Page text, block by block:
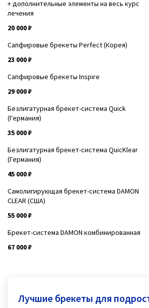
+ дополнительные элементы на весь курс
лечения
20 000 ₽
Сапфировые брекеты Perfect (Корея)
23 000 ₽
Сапфировые брекеты Inspire
29 000 ₽
Безлигатурная брекет-система Quick
(Германия)
35 000 ₽
Безлигатурная брекет-система QuicKlear
(Германия)
45 000 ₽
Самолигирующая брекет-система DAMON
CLEAR (США)
55 000 ₽
Брекет-система DAMON комбинированная
67 000 ₽
Лучшие брекеты для